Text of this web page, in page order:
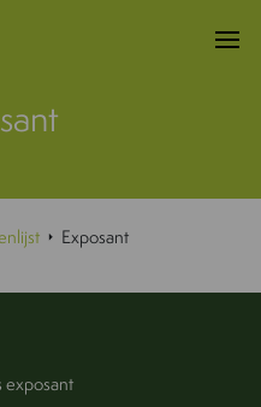
Exposant
exposant